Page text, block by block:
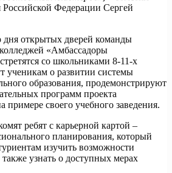
Федерации Сергей
открытых дверей команды
«Амбассадоры
со школьниками 8-11-х
ученикам о развитии системы
образования, продемонстрируют
программ проекта
примере своего учебного заведения.
ребят с карьерной картой –
планирования, который
изучить возможности
также узнать о доступных мерах